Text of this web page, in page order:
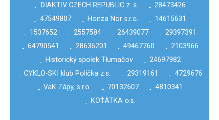
-
DIAKTIV CZECH REPUBLIC z. s. - 28473426
- 47549807 - Honza Nor s.r.o. - 14615631
- 1537652 - 2557584 - 26439077 - 29397391
- 64790541 - 28636201 - 49467760 - 2103966
- Historický spolek Tlumačov - 24697982
- CYKLO-SKI klub Polička z.s. - 29319161 - 4729676
- VaK Zápy, s.r.o. - 70132607 - 4810341
- KOŤÁTKA o.s.